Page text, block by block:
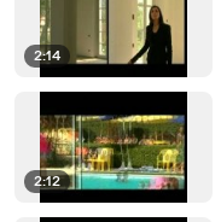
2:14
2:12